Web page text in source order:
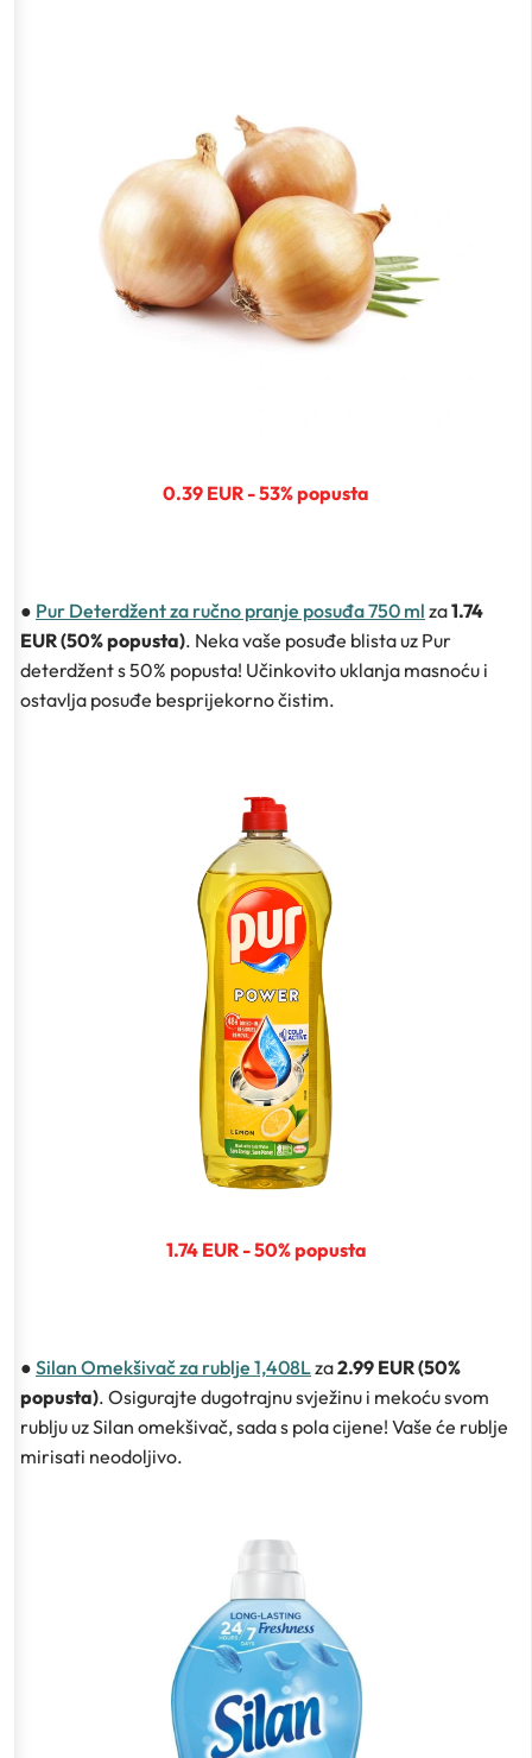
0.39 EUR - 53% popusta
● Pur Deterdžent za ručno pranje posuđa 750 ml za1.74
EUR (50% popusta). Neka vaše posuđe blista uz Pur
deterdžent s 50% popusta! Učinkovito uklanja masnoću i
ostavlja posuđe besprijekorno čistim.
1.74 EUR - 50% popusta
● Silan Omekšivač za rublje 1,408Lza2.99 EUR (50%
popusta). Osigurajte dugotrajnu svježinu i mekoću svom
rublju uz Silan omekšivač, sada s pola cijene! Vaše će rublje
mirisati neodoljivo.